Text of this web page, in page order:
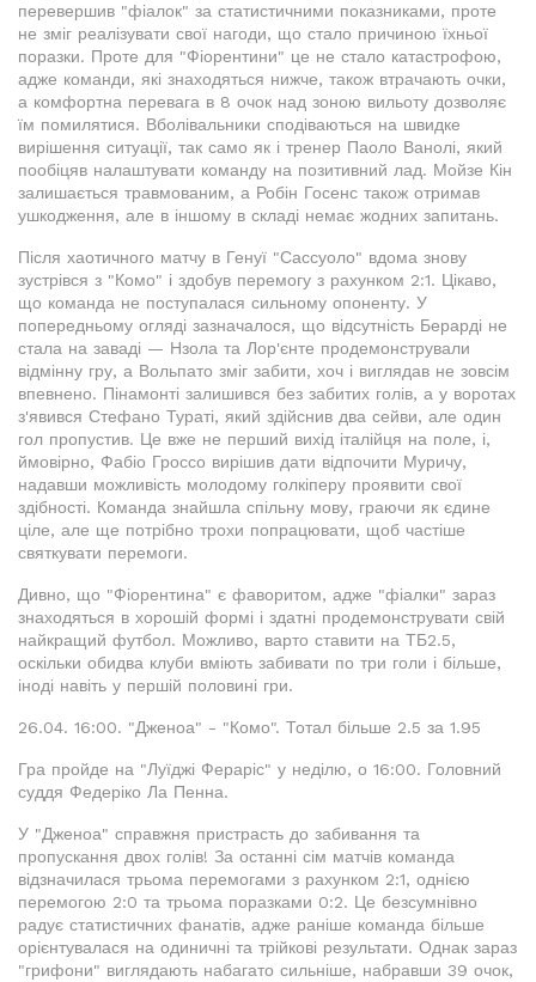
перевершив "фіалок" за статистичними показниками, проте
не зміг реалізувати свої нагоди, що стало причиною їхньої
поразки. Проте для "Фіорентини" це не стало катастрофою,
адже команди, які знаходяться нижче, також втрачають очки,
а комфортна перевага в 8 очок над зоною вильоту дозволяє
їм помилятися. Вболівальники сподіваються на швидке
вирішення ситуації, так само як і тренер Паоло Ванолі, який
пообіцяв налаштувати команду на позитивний лад. Мойзе Кін
залишається травмованим, а Робін Госенс також отримав
ушкодження, але в іншому в складі немає жодних запитань.
Після хаотичного матчу в Генуї "Сассуоло" вдома знову
зустрівся з "Комо" і здобув перемогу з рахунком 2:1. Цікаво,
що команда не поступалася сильному опоненту. У
попередньому огляді зазначалося, що відсутність Берарді не
стала на заваді — Нзола та Лор'єнте продемонстрували
відмінну гру, а Вольпато зміг забити, хоч і виглядав не зовсім
впевнено. Пінамонті залишився без забитих голів, а у воротах
з'явився Стефано Тураті, який здійснив два сейви, але один
гол пропустив. Це вже не перший вихід італійця на поле, і,
ймовірно, Фабіо Гроссо вирішив дати відпочити Муричу,
надавши можливість молодому голкіперу проявити свої
здібності. Команда знайшла спільну мову, граючи як єдине
ціле, але ще потрібно трохи попрацювати, щоб частіше
святкувати перемоги.
Дивно, що "Фіорентина" є фаворитом, адже "фіалки" зараз
знаходяться в хорошій формі і здатні продемонструвати свій
найкращий футбол. Можливо, варто ставити на ТБ2.5,
оскільки обидва клуби вміють забивати по три голи і більше,
іноді навіть у першій половині гри.
26.04. 16:00. "Дженоа" - "Комо". Тотал більше 2.5 за 1.95
Гра пройде на "Луїджі Фераріс" у неділю, о 16:00. Головний
суддя Федеріко Ла Пенна.
У "Дженоа" справжня пристрасть до забивання та
пропускання двох голів! За останні сім матчів команда
відзначилася трьома перемогами з рахунком 2:1, однією
перемогою 2:0 та трьома поразками 0:2. Це безсумнівно
радує статистичних фанатів, адже раніше команда більше
орієнтувалася на одиничні та трійкові результати. Однак зараз
"грифони" виглядають набагато сильніше, набравши 39 очок,